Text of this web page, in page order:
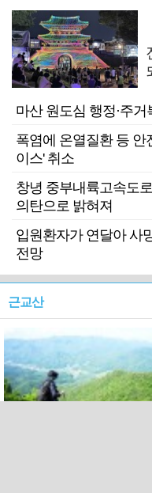
마산 원도심 행정·주
폭염에 온열질환 등 안
이스' 취소
창녕 중부내륙고속도
의탄으로 밝혀져
입원환자가 연달아 사
전망
근교산